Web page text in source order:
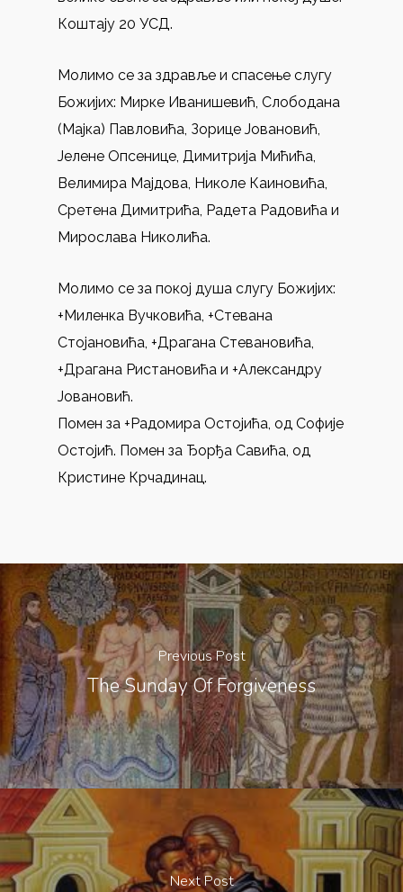
Коштају 20 УСД.
Молимо се за здравље и спасење слугу
Божијих: Мирке Иванишевић, Слободана
(Мајка) Павловића, Зорице Јовановић,
Јелене Опсенице, Димитрија Мићића,
Велимира Мајдова, Николe Каиновића,
Сретена Димитрића, Радета Радовића и
Мирослава Николића.
Молимо се за покој душа слугу Божијих:
+Миленка Вучковића, +Стевана
Стојановића, +Драгана Стевановића,
+Драгана Ристановића и +Александру
Јовановић.
Помен за +Радомира Остојића, од Софије
Остојић. Помен за Ђорђа Савића, од
Кристине Крчадинац.
Previous Post
The Sunday Of Forgiveness
Next Post